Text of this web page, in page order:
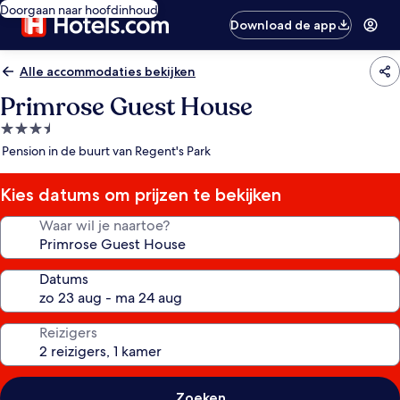
Doorgaan naar hoofdinhoud
Download de app
Alle accommodaties bekijken
Primrose Guest House
3.5-
sterrenaccommodatie
Pension in de buurt van Regent's Park
Kies datums om prijzen te bekijken
Waar wil je naartoe?
Datums
Reizigers